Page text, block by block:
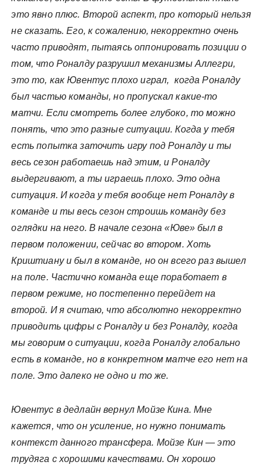
это явно плюс. Второй аспект, про который нельзя
не сказать. Его, к сожалению, некорректно очень
часто приводят, пытаясь оппонировать позиции о
том, что Роналду разрушил механизмы Аллегри,
это то, как Ювентус плохо играл, когда Роналду
был частью команды, но пропускал какие-то
матчи. Если смотреть более глубоко, то можно
понять, что это разные ситуации. Когда у тебя
есть попытка заточить игру под Роналду и ты
весь сезон работаешь над этим, и Роналду
выдергивают, а ты играешь плохо. Это одна
ситуация. И когда у тебя вообще нет Роналду в
команде и ты весь сезон строишь команду без
оглядки на него. В начале сезона «Юве» был в
первом положении, сейчас во втором. Хоть
Криштиану и был в команде, но он всего раз вышел
на поле. Частично команда еще поработает в
первом режиме, но постепенно перейдет на
второй. И я считаю, что абсолютно некорректно
приводить цифры с Роналду и без Роналду, когда
мы говорим о ситуации, когда Роналду глобально
есть в команде, но в конкретном матче его нет на
поле. Это далеко не одно и то же.
Ювентус в дедлайн вернул Мойзе Кина. Мне
кажется, что он усиление, но нужно понимать
контекст данного трансфера. Мойзе Кин — это
трудяга с хорошими качествами. Он хорошо